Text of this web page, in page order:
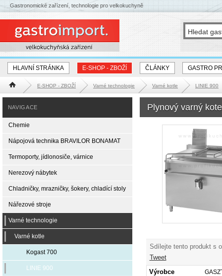
HLAVNÍ STRÁNKA E-SHOP - ZBOŽÍ ČLÁNKY GASTRO
Hlavní stránka E-SHOP - ZBOŽÍ Varné technologie Varné kotle LINIE 900
Plynový varný
Sdílejte tento produkt s
Tweet
Výrobce
NAVIGACE
Chemie
Nápojová technika BRAVILOR BONAMAT
Termoporty, jídlonosiče, várnice
Nerezový nábytek
Chladničky, mrazničky, šokery, chladící stoly
Nářezové stroje
Varné technologie
Varné kotle
Kogast 700
LINIE 900
Gastronomické zařízení, technologie pro velkokuchyně